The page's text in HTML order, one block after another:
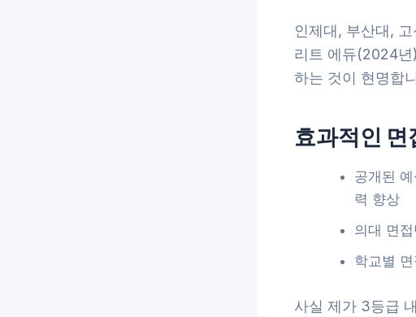
인제대, 부산대,
리트 에듀(2024년
하는 것이 현명합
효과적인 면
공개된
력 향상
의대 면
학교별
사실 제가 3등급